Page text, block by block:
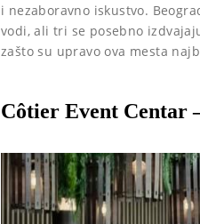
i nezaboravno iskustvo.
vodi, ali tri se posebno
zašto su upravo ova mesta
Côtier Event Centar